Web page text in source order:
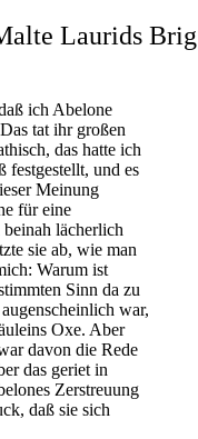
Laurids
ich Abelone
tat ihr großen
das hatte ich
festgestellt, und es
Meinung
für eine
lächerlich
sie ab, wie man
Warum ist
Sinn da zu
war,
Oxe. Aber
davon die Rede
das geriet in
Zerstreuung
daß sie sich